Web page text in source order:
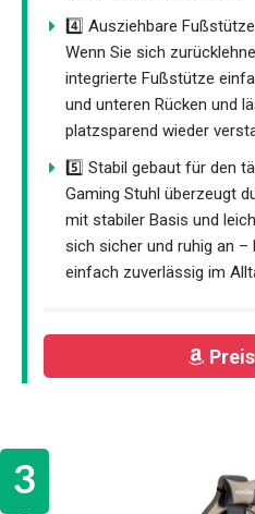
4️⃣ Ausziehbare
Wenn Sie sich
integrierte Fußstütze
und unteren Rücken und
platzsparend wieder
5️⃣ Stabil gebaut für den
Gaming Stuhl überzeugt
mit stabiler Basis und
sich sicher und ruhig an –
einfach zuverlässig im